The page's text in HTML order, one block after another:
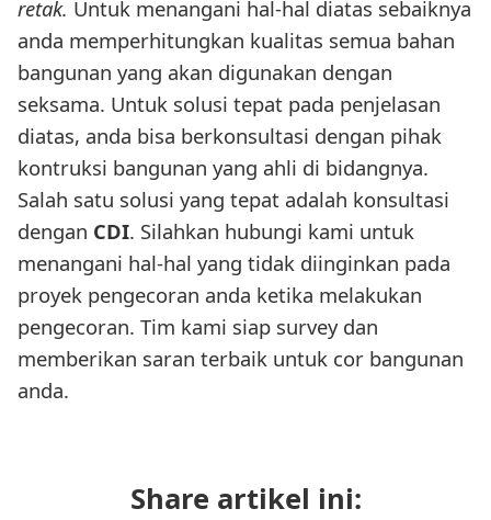
retak. Untuk menangani hal-hal diatas sebaiknya
anda memperhitungkan kualitas semua bahan
bangunan yang akan digunakan dengan
seksama. Untuk solusi tepat pada penjelasan
diatas, anda bisa berkonsultasi dengan pihak
kontruksi bangunan yang ahli di bidangnya.
Salah satu solusi yang tepat adalah konsultasi
dengan CDI. Silahkan hubungi kami untuk
menangani hal-hal yang tidak diinginkan pada
proyek pengecoran anda ketika melakukan
pengecoran. Tim kami siap survey dan
memberikan saran terbaik untuk cor bangunan
anda.
Share artikel ini: